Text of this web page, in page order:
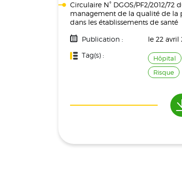
Circulaire N° DGOS/PF2/2012/72
management de la qualité de la
dans les établissements de santé
Publication :
le 22 avril
Tag(s) :
Hôpital
Risque
Téléchargement(s) : 1149